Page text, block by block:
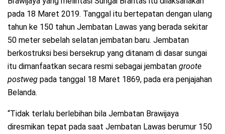
pada 18 Maret 2019. Tanggal itu bertepatan dengan ulang
tahun ke 150 tahun Jembatan Lawas yang berada sekitar
50 meter sebelah selatan jembatan baru. Jembatan
berkostruksi besi bersekrup yang ditanam di dasar sungai
itu dimanfaatkan secara resmi sebagai jembatan groote
postweg pada tanggal 18 Maret 1869, pada era penjajahan
Belanda.
“Tidak terlalu berlebihan bila Jembatan Brawijaya
diresmikan tepat pada saat Jembatan Lawas berumur 150